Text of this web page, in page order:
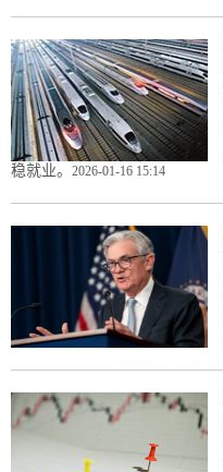
稳就业。 2026-01-16 15:14